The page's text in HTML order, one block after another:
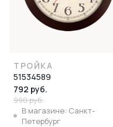
ТРОЙКА
51534589
792 руб.
990 руб.
В магазине: Санкт-
Петербург